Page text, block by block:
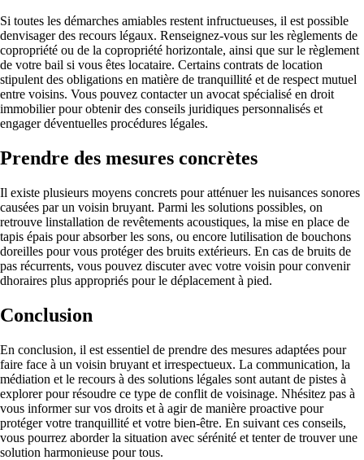
Si toutes les démarches amiables restent infructueuses, il est possible
denvisager des recours légaux. Renseignez-vous sur les règlements de
copropriété ou de la copropriété horizontale, ainsi que sur le règlement
de votre bail si vous êtes locataire. Certains contrats de location
stipulent des obligations en matière de tranquillité et de respect mutuel
entre voisins. Vous pouvez contacter un avocat spécialisé en droit
immobilier pour obtenir des conseils juridiques personnalisés et
engager déventuelles procédures légales.
Prendre des mesures concrètes
Il existe plusieurs moyens concrets pour atténuer les nuisances sonores
causées par un voisin bruyant. Parmi les solutions possibles, on
retrouve linstallation de revêtements acoustiques, la mise en place de
tapis épais pour absorber les sons, ou encore lutilisation de bouchons
doreilles pour vous protéger des bruits extérieurs. En cas de bruits de
pas récurrents, vous pouvez discuter avec votre voisin pour convenir
dhoraires plus appropriés pour le déplacement à pied.
Conclusion
En conclusion, il est essentiel de prendre des mesures adaptées pour
faire face à un voisin bruyant et irrespectueux. La communication, la
médiation et le recours à des solutions légales sont autant de pistes à
explorer pour résoudre ce type de conflit de voisinage. Nhésitez pas à
vous informer sur vos droits et à agir de manière proactive pour
protéger votre tranquillité et votre bien-être. En suivant ces conseils,
vous pourrez aborder la situation avec sérénité et tenter de trouver une
solution harmonieuse pour tous.